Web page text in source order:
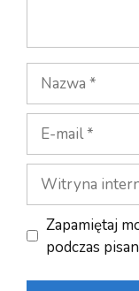
Nazwa
mail
Witryna
internetowa
Zapamiętaj
podczas